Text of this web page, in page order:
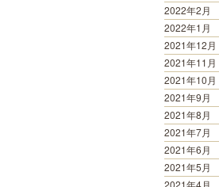
2022年2月
2022年1月
2021年12月
2021年11月
2021年10月
2021年9月
2021年8月
2021年7月
2021年6月
2021年5月
2021年4月